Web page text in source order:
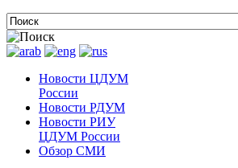
Новости ЦДУМ
России
Новости РДУМ
Новости РИУ
ЦДУМ России
Обзор СМИ